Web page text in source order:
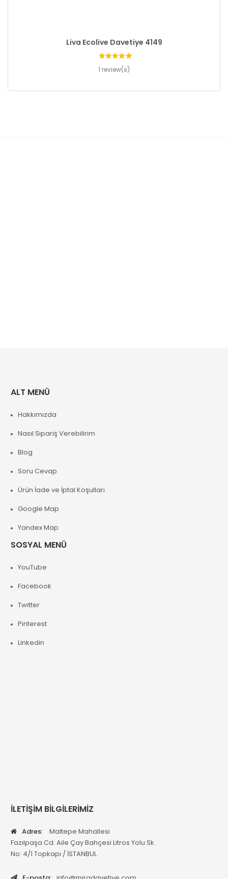
Liva Ecolive Davetiye 4149
1 review(s)
ALT MENÜ
Hakkımızda
Nasıl Sipariş Verebilirim
Blog
Soru Cevap
Ürün İade ve İptal Koşulları
Google Map
Yandex Map
SOSYAL MENÜ
YouTube
Facebook
Twitter
Pinterest
Linkedin
İLETİŞİM BİLGİLERİMİZ
Adres:
Maltepe Mahallesi
Fazılpaşa Cd. Aile Çay Bahçesi Litros Yolu Sk.
No: 4/1 Topkapı / İSTANBUL